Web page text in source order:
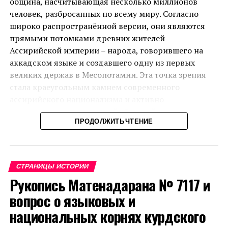
человек, разбросанных по всему миру. Согласно
широко распространённой версии, они являются
прямыми потомками древних жителей
Ассирийской империи – народа, говорившего на
аккадском языке и создавшего одну из первых
великих держав в Месопотамии. Эта точка зрения
стала краеугольным камнем современного
поддерживается как самой общиной, так и
некоторыми исследователями.
Однако существует и альтернативный взгляд,
который подвергает сомнению эту
преемственность. В данной статье мы
последовательно разберём ключевые аргументы
обеих сторон и покажем, что версия о прямом
происхождении современных ассирийцев от
древних ашшурцев не выдерживает критического
ПРОДОЛЖИТЬ ЧТЕНИЕ
СТРАНИЦЫ ИСТОРИИ
Рукопись Матенадарана № 7117 и
вопрос о языковых и
национальных корнях курдского